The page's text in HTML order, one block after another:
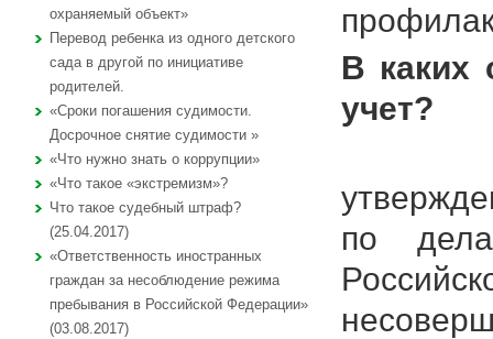
охраняемый объект»
Перевод ребенка из одного детского
сада в другой по инициативе
родителей.
«Сроки погашения судимости.
Досрочное снятие судимости »
«Что нужно знать о коррупции»
«Что такое «экстремизм»?
Что такое судебный штраф?
(25.04.2017)
«Ответственность иностранных
граждан за несоблюдение режима
пребывания в Российской Федерации»
(03.08.2017)
В каких
учет?
по